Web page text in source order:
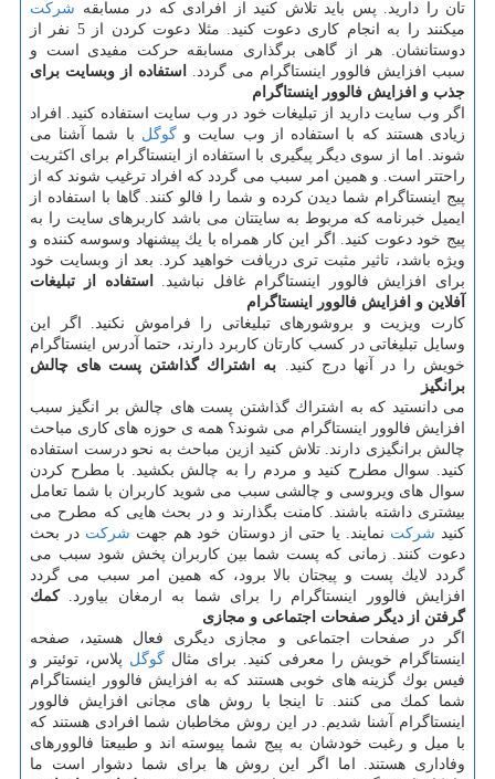
تان را دارید. پس باید تلاش كنید از افرادی كه در مسابقه شركت
میكنند را به انجام كاری دعوت كنید. مثلا دعوت كردن از 5 نفر از
دوستانشان. هر از گاهی برگذاری مسابقه حركت مفیدی است و
سبب افزایش فالوور اینستاگرام می گردد.
استفاده از وبسایت برای
جذب و افزایش فالوور اینستاگرام
اگر وب سایت دارید از تبلیغات خود در وب سایت استفاده كنید. افراد
زیادی هستند كه با استفاده از وب سایت وگوگل با شما آشنا می
شوند. اما از سوی دیگر پیگیری با استفاده از اینستاگرام برای اكثریت
راحتتر است. و همین امر سبب می گردد كه افراد ترغیب شوند كه از
پیج اینستاگرام شما دیدن كرده و شما را فالو كنند. گاها با استفاده از
ایمیل خبرنامه كه مربوط به سایتتان می باشد كاربرهای سایت را به
پیج خود دعوت كنید. اگر این كار همراه با یك پیشنهاد وسوسه كننده و
ویژه باشد، تاثیر مثبت تری دریافت خواهید كرد. بعد از وبسایت خود
برای افزایش فالوور اینستاگرام غافل نباشید.
استفاده از تبلیغات
آفلاین و افزایش فالوور اینستاگرام
كارت ویزیت و بروشورهای تبلیغاتی را فراموش نكنید. اگر این
وسایل تبلیغاتی در كسب كارتان كاربرد دارند، حتما آدرس اینستاگرام
خویش را در آنها درج كنید. به اشتراك گذاشتن پست های چالش
برانگیز
می دانستید كه به اشتراك گذاشتن پست های چالش بر انگیز سبب
افزایش فالوور اینستاگرام می شوند؟ همه ی حوزه های كاری مباحث
چالش برانگیزی دارند. تلاش كنید ازین مباحث به نحو درست استفاده
كنید. سوال مطرح كنید و مردم را به چالش بكشید. با مطرح كردن
سوال های ویروسی و چالشی سبب می شوید كاربران با شما تعامل
بیشتری داشته باشند. كامنت بگذارند و در بحث هایی كه مطرح می
كنید شركت نمایند. یا حتی از دوستان خود هم جهت شركت در بحث
دعوت كنند. زمانی كه پست شما بین كاربران پخش شود سبب می
گردد لایك پست و پیجتان بالا برود، كه همین امر سبب می گردد
افزایش فالوور اینستاگرام را برای شما به ارمغان بیاورد.كمك
گرفتن از دیگر صفحات اجتماعی و مجازی
اگر در صفحات اجتماعی و مجازی دیگری فعال هستید، صفحه
اینستاگرام خویش را معرفی كنید. برای مثال گوگل پلاس، توئیتر و
فیس بوك گزینه های خوبی هستند كه به افزایش فالوور اینستاگرام
شما كمك می كنند. تا اینجا با روش های مجانی افزایش فالوور
اینستاگرام آشنا شدیم. در این روش مخاطبان شما افرادی هستند كه
با میل و رغبت خودشان به پیج شما پیوسته اند و طبیعتا فالوورهای
وفاداری هستند. اما اگر این روش ها برای شما دشوار است ما